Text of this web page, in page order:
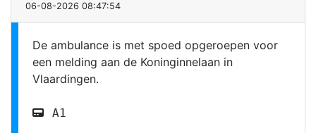
06-08-2026 08:47:54
De ambulance is met spoed opgeroepen voor
een melding aan de Koninginnelaan in
Vlaardingen.
A1